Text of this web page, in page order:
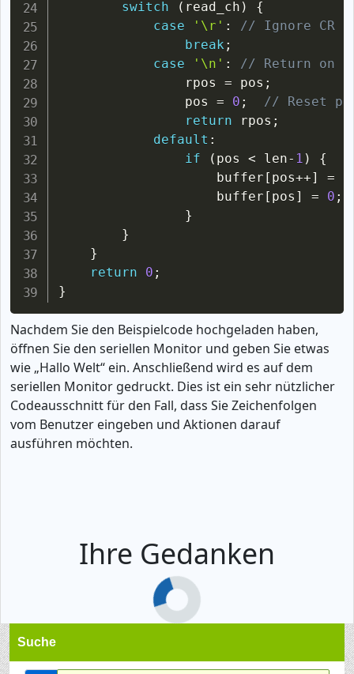
switch
( read_ch )
{
case
'\r' :
// Ignore CR
break ;
case
'\n' :
// Return on
                rpos
= pos ;
                pos
= 0 ;
// Reset
return rpos ;
default :
if
( pos < len- 1 )
{
                    buffer
[ pos++] =
                    buffer
[ pos ] = 0 ;
}
}
}
return
0 ;
}
Nachdem Sie den Beispielcode hochgeladen haben,
öffnen Sie den seriellen Monitor und geben Sie etwas
wie „Hallo Welt“ ein. Anschließend wird es auf dem
seriellen Monitor gedruckt. Dies ist ein sehr nützlicher
Codeausschnitt für den Fall, dass Sie Zeichenfolgen
vom Benutzer eingeben und Aktionen darauf
ausführen möchten.
Ihre Gedanken
Suche